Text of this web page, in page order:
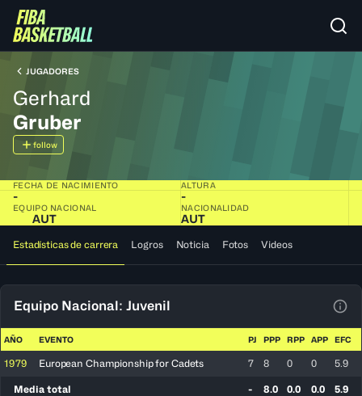
JUGADORES
Gerhard
Gruber
follow
FECHA DE NACIMIENTO
-
ALTURA
-
EQUIPO NACIONAL
AUT
NACIONALIDAD
AUT
Estadísticas de carrera Logros Noticia Fotos Videos
Equipo Nacional: Juvenil
AÑO EVENTO PJ PPP RPP APP EFC
1979 European Championship for Cadets 7 8 0 0 5.9
Media total - 8.0 0.0 0.0 5.9